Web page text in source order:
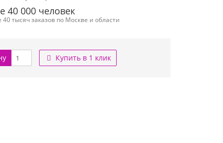
40 000 человек
тысяч заказов по Москве и области
Купить в 1 клик